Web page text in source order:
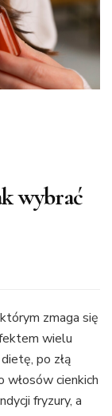
wybrać
zmaga się
wielu
po złą
cienkich
fryzury, a